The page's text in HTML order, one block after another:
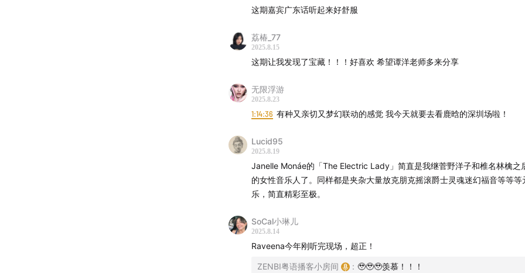
这期嘉宾广东话听起来好舒服
荔椿_77
2025.8.15
这期让我发现了宝藏！！！好喜欢 希望谭洋老师多来分享
无限浮游
2025.8.23
1:14:36 有种又亲切又梦幻联动的感觉 我今天就要去看鹿晗的深圳场啦！
Lucid95
2025.8.19
Janelle Monáe的「The Electric Lady」简直是我继菅野洋子和椎名林檎之
的女性音乐人了。同样都是夹杂大量放克朋克摇滚爵士灵魂迷幻福音等等等
乐，简直精彩至极。
SoCal小琳儿
2025.8.14
Raveena今年刚听完现场，超正！
ZENBI粤语播客小房间 : 🥹🥹🥹羡慕！！！